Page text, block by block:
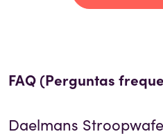
FAQ (Perguntas
Daelmans